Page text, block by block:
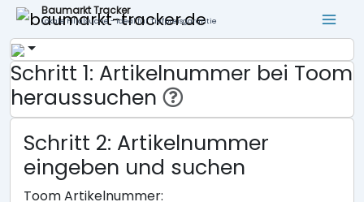
Baumarkt Tracker
Lokale Filialsuche - ideal für Tiefpreisgarantie
Schritt 1: Artikelnummer bei Toom
heraussuchen
Schritt 2: Artikelnummer
eingeben und suchen
Toom Artikelnummer: